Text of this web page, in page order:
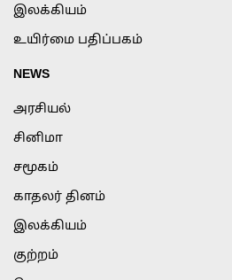
இலக்கியம்
உயிர்மை பதிப்பகம்
NEWS
அரசியல்
சினிமா
சமூகம்
காதலர் தினம்
இலக்கியம்
குற்றம்